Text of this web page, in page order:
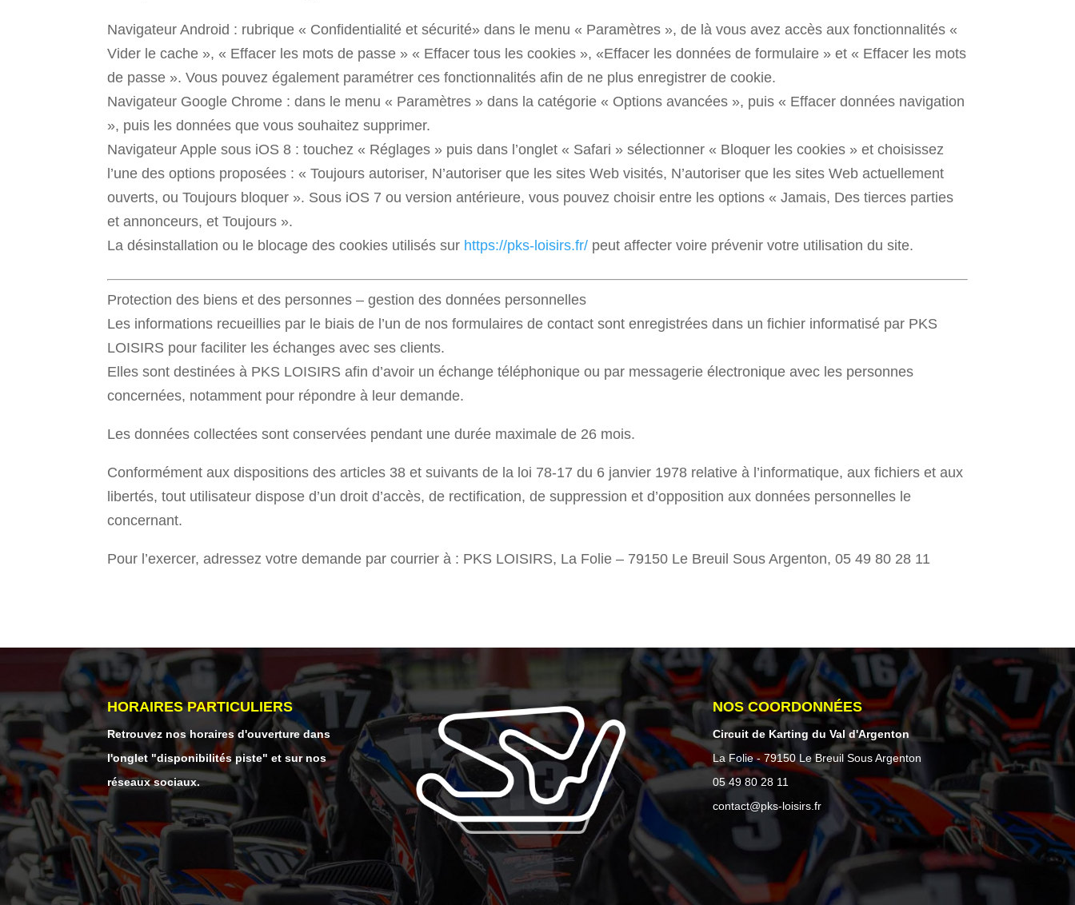
Navigateur Android : rubrique « Confidentialité et sécurité» dans le menu « Paramètres », de là vous avez accès aux fonctionnalités «
Vider le cache », « Effacer les mots de passe » « Effacer tous les cookies », «Effacer les données de formulaire » et « Effacer les mots
de passe ». Vous pouvez également paramétrer ces fonctionnalités afin de ne plus enregistrer de cookie.
Navigateur Google Chrome : dans le menu « Paramètres » dans la catégorie « Options avancées », puis « Effacer données navigation
», puis les données que vous souhaitez supprimer.
Navigateur Apple sous iOS 8 : touchez « Réglages » puis dans l’onglet « Safari » sélectionner « Bloquer les cookies » et choisissez
l’une des options proposées : « Toujours autoriser, N’autoriser que les sites Web visités, N’autoriser que les sites Web actuellement
ouverts, ou Toujours bloquer ». Sous iOS 7 ou version antérieure, vous pouvez choisir entre les options « Jamais, Des tierces parties
et annonceurs, et Toujours ».
La désinstallation ou le blocage des cookies utilisés sur https://pks-loisirs.fr/ peut affecter voire prévenir votre utilisation du site.
Protection des biens et des personnes – gestion des données personnelles
Les informations recueillies par le biais de l’un de nos formulaires de contact sont enregistrées dans un fichier informatisé par PKS
LOISIRS pour faciliter les échanges avec ses clients.
Elles sont destinées à PKS LOISIRS afin d’avoir un échange téléphonique ou par messagerie électronique avec les personnes
concernées, notamment pour répondre à leur demande.
Les données collectées sont conservées pendant une durée maximale de 26 mois.
Conformément aux dispositions des articles 38 et suivants de la loi 78-17 du 6 janvier 1978 relative à l’informatique, aux fichiers et aux
libertés, tout utilisateur dispose d’un droit d’accès, de rectification, de suppression et d’opposition aux données personnelles le
concernant.
Pour l’exercer, adressez votre demande par courrier à : PKS LOISIRS, La Folie – 79150 Le Breuil Sous Argenton, 05 49 80 28 11
HORAIRES PARTICULIERS
Retrouvez nos horaires d'ouverture dans
l'onglet "disponibilités piste" et sur nos
réseaux sociaux.
NOS COORDONNÉES
Circuit de Karting du Val d'Argenton
La Folie - 79150 Le Breuil Sous Argenton
05 49 80 28 11
contact@pks-loisirs.fr